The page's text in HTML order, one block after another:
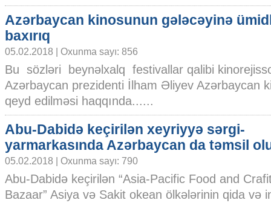
Azərbaycan kinosunun gələcəyinə
baxırıq
05.02.2018 | Oxunma sayı: 856
Bu sözləri beynəlxalq festivallar qalibi
Azərbaycan prezidenti İlham Əliyev Azərbaycan
qeyd edilməsi haqqında......
Abu-Dabidə keçirilən xeyriyyə sərgi-
yarmarkasında Azərbaycan da təmsil
05.02.2018 | Oxunma sayı: 790
Abu-Dabidə keçirilən “Asia-Pacific Food and
Bazaar” Asiya və Sakit okean ölkələrinin qida və